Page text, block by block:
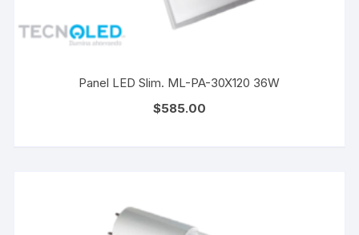
Panel LED Slim. ML-PA-30X120 36W
$585.00